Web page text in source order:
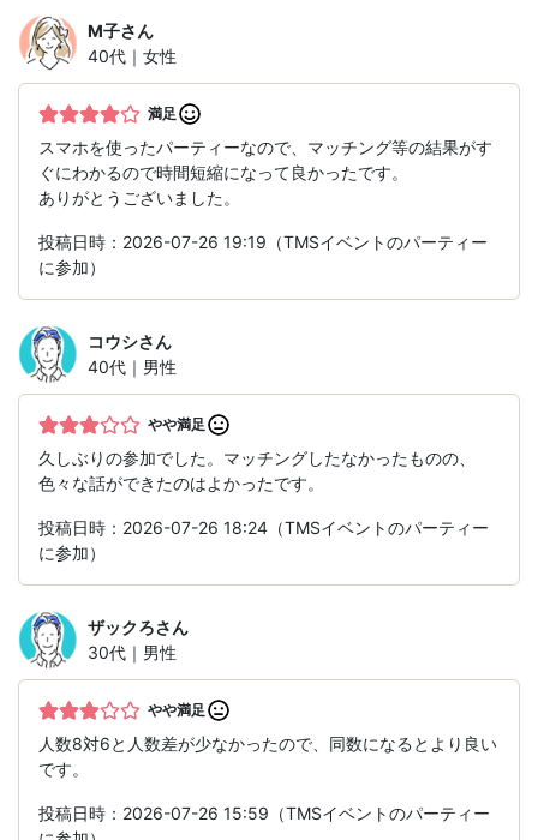
M子さん
40代｜女性
満足
スマホを使ったパーティーなので、マッチング等の結果がす
ぐにわかるので時間短縮になって良かったです。
ありがとうございました。
投稿日時：2026-07-26 19:19（TMSイベントのパーティー
に参加）
コウシさん
40代｜男性
やや満足
久しぶりの参加でした。マッチングしたなかったものの、
色々な話ができたのはよかったです。
投稿日時：2026-07-26 18:24（TMSイベントのパーティー
に参加）
ザックろさん
30代｜男性
やや満足
人数8対6と人数差が少なかったので、同数になるとより良い
です。
投稿日時：2026-07-26 15:59（TMSイベントのパーティー